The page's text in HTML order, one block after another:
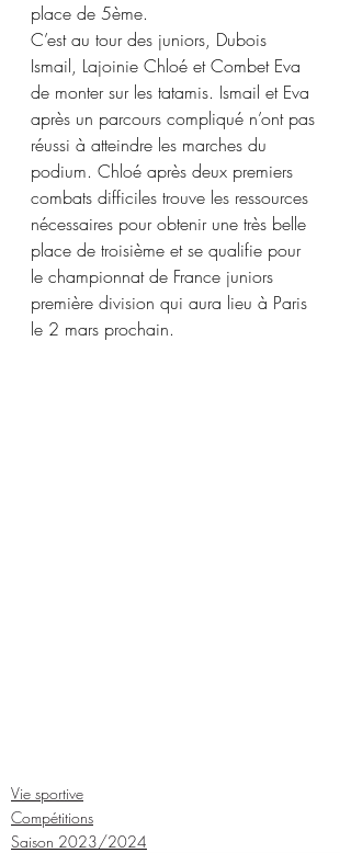
place de 5ème.
C’est au tour des juniors, Dubois
Ismail, Lajoinie Chloé et Combet Eva
de monter sur les tatamis. Ismail et Eva
après un parcours compliqué n’ont pas
réussi à atteindre les marches du
podium. Chloé après deux premiers
combats difficiles trouve les ressources
nécessaires pour obtenir une très belle
place de troisième et se qualifie pour
le championnat de France juniors
première division qui aura lieu à Paris
le 2 mars prochain.
Vie sportive
Compétitions
Saison 2023/2024